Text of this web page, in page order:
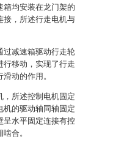
箱均安装在龙门架的
接，所述行走电机与
过减速箱驱动行走轮
行移动，实现了行走
动的作用。
，所述控制电机固定
机的驱动轴同轴固定
呈水平固定连接有控
合。